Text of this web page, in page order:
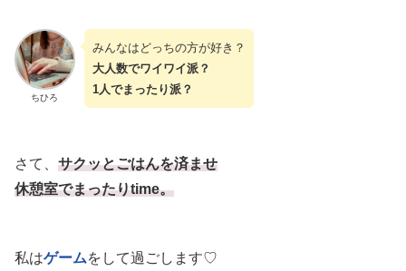
ちひろ
みんなはどっちの方が好き？
大人数でワイワイ派？
1人でまったり派？
さて、 サクッとごはんを済ませ
休憩室でまったりtime。
私はゲームをして過ごします♡